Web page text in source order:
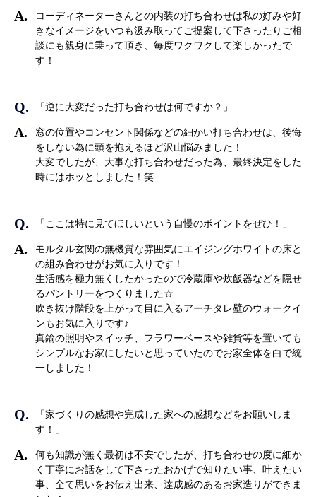
コーディネーターさんとの内装の打ち合わせは私の好みや好
きなイメージをいつも汲み取ってご提案して下さったりご相
談にも親身に乗って頂き、毎度ワクワクして楽しかったで
す！
「逆に大変だった打ち合わせは何ですか？」
窓の位置やコンセント関係などの細かい打ち合わせは、後悔
をしない為に頭を抱えるほど沢山悩みました！
大変でしたが、大事な打ち合わせだった為、最終決定をした
時にはホッとしました！笑
「ここは特に見てほしいという自慢のポイントをぜひ！」
モルタル玄関の無機質な雰囲気にエイジングホワイトの床と
の組み合わせがお気に入りです！
生活感を極力無くしたかったので冷蔵庫や炊飯器などを隠せ
るパントリーをつくりました☆
吹き抜け階段を上がって目に入るアーチタレ壁のウォークイ
ンもお気に入りです♪
真鍮の照明やスイッチ、フラワーベースや雑貨等を置いても
シンプルなお家にしたいと思っていたのでお家全体を白で統
一しました！
「家づくりの感想や完成した家への感想などをお願いしま
す！」
何も知識が無く最初は不安でしたが、打ち合わせの度に細か
く丁寧にお話をして下さったおかげで知りたい事、叶えたい
事、全て思いをお伝え出来、達成感のあるお家造りができま